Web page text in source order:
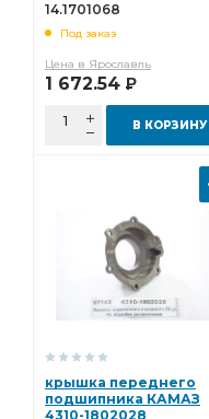
14.1701068
Под заказ
Цена в Ярославль
1 672.54 Р
В КОРЗИНУ
крышка переднего
подшипника КАМАЗ
4310-1802028